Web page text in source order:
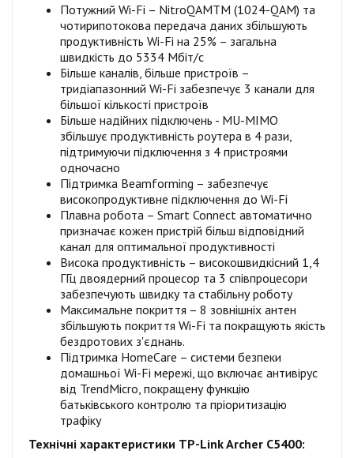
Потужний Wi-Fi – NitroQAMTM (1024-QAM) та
чотирипотокова передача даних збільшують
продуктивність Wi-Fi на 25% – загальна
швидкість до 5334 Мбіт/с
Більше каналів, більше пристроїв –
тридіапазонний Wi-Fi забезпечує 3 канали для
більшої кількості пристроїв
Більше надійних підключень - MU-MIMO
збільшує продуктивність роутера в 4 рази,
підтримуючи підключення з 4 пристроями
одночасно
Підтримка Beamforming – забезпечує
високопродуктивне підключення до Wi-Fi
Плавна робота – Smart Connect автоматично
призначає кожен пристрій більш відповідний
канал для оптимальної продуктивності
Висока продуктивність – високошвидкісний 1,4
ГГц двоядерний процесор та 3 співпроцесори
забезпечують швидку та стабільну роботу
Максимальне покриття – 8 зовнішніх антен
збільшують покриття Wi-Fi та покращують якість
бездротових з'єднань.
Підтримка HomeCare – системи безпеки
домашньої Wi-Fi мережі, що включає антивірус
від TrendMicro, покращену функцію
батьківського контролю та пріоритизацію
трафіку
Технічні характеристики TP-Link Archer C5400: